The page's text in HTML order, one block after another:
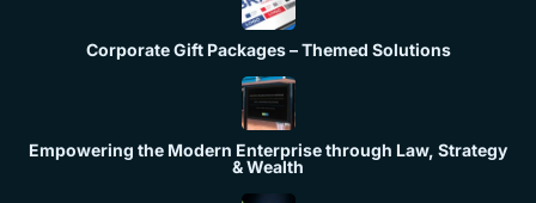
Corporate Gift Packages – Themed Solutions
Empowering the Modern Enterprise through Law, Strategy
& Wealth